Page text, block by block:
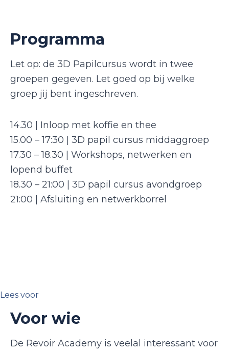
Programma
Let op: de 3D Papilcursus wordt in twee
groepen gegeven. Let goed op bij welke
groep jij bent ingeschreven.
14.30 | Inloop met koffie en thee
15.00 – 17:30 | 3D papil cursus middaggroep
17.30 – 18.30 | Workshops, netwerken en
lopend buffet
18.30 – 21:00 | 3D papil cursus avondgroep
21:00 | Afsluiting en netwerkborrel
Lees voor
Voor wie
De Revoir Academy is veelal interessant voor